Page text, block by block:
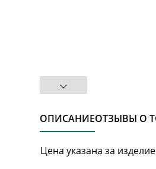
ОПИСАНИЕОТЗЫВЫ О
Цена указана за